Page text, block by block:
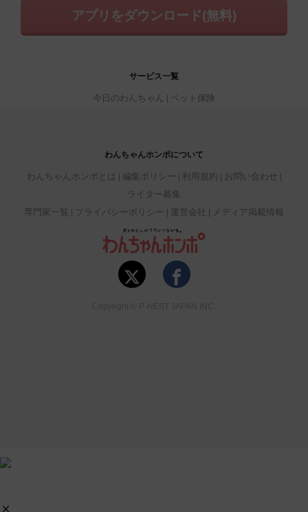
アプリをダウンロード(無料)
サービス一覧
今日のわんちゃん ペット保険
わんちゃんホンポについて
わんちゃんホンポとは 編集ポリシー 利用規約
お問い合わせ
ライター募集
専門家一覧
プライバシーポリシー 運営会社 メディア掲載情報